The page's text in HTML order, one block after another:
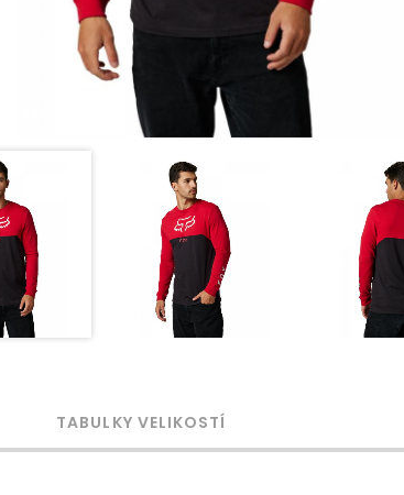
TABULKY VELIKOSTÍ